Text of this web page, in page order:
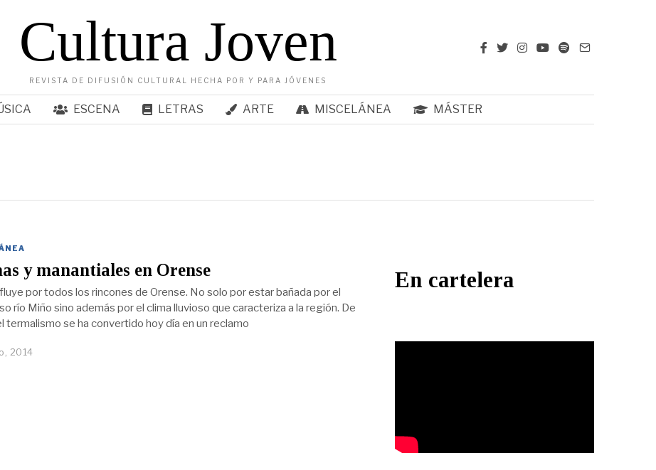
Cultura Joven
REVISTA DE DIFUSIÓN CULTURAL HECHA POR Y PARA JÓVENES
ESCENA LETRAS ARTE MISCELÁNEA MÁSTER
y manantiales en Orense
por todos los rincones de Orense. No solo por estar bañada por el
río Miño sino además por el clima lluvioso que caracteriza a la región. De
termalismo se ha convertido hoy día en un reclamo
2014
En cartelera